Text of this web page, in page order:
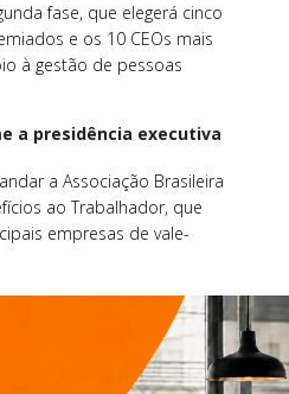
fase, que elegerá cinco
e os 10 CEOs mais
à gestão de pessoas
a presidência executiva
a Associação Brasileira
ao Trabalhador, que
empresas de vale-